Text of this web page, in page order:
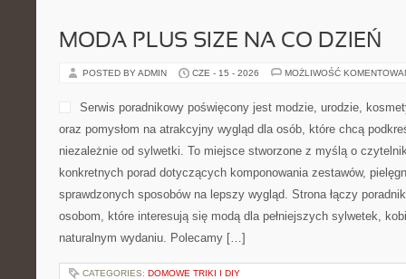
MODA PLUS SIZE NA CO DZIEŃ
POSTED BY ADMIN CZE - 15 - 2026 MOŻLIWOŚĆ
Serwis poradnikowy poświęcony jest modzie, urodzie,
oraz pomysłom na atrakcyjny wygląd dla osób, które chcą
niezależnie od sylwetki. To miejsce stworzone z myślą o
konkretnych porad dotyczących komponowania zestawów,
sprawdzonych sposobów na lepszy wygląd. Strona łączy
osobom, które interesują się modą dla pełniejszych sylwetek,
naturalnym wydaniu. Polecamy […]
CATEGORIES: DOMOWE TRIKI I DIY